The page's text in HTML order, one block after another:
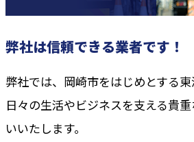
弊社は信頼できる業者です！
弊社では、岡崎市をはじめとする
日々の生活やビジネスを支える貴
いいたします。